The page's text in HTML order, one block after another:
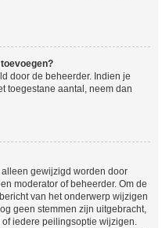
door de beheerder. Indien je
toegestane aantal, neem dan
gewijzigd worden door
moderator of beheerder. Om de
van het onderwerp wijzigen
geen stemmen zijn uitgebracht,
iedere peilingsoptie wijzigen.